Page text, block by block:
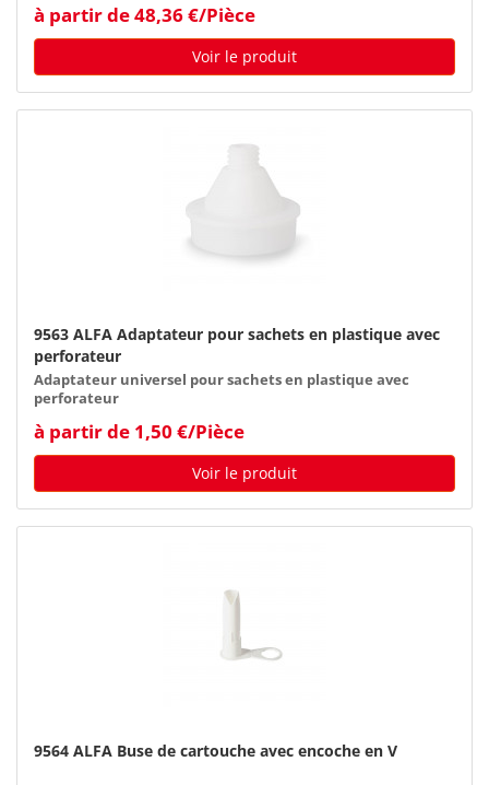
à partir de 48,36 €/Pièce
Voir le produit
9563 ALFA Adaptateur pour sachets en plastique avec
perforateur
Adaptateur universel pour sachets en plastique avec
perforateur
à partir de 1,50 €/Pièce
Voir le produit
9564 ALFA Buse de cartouche avec encoche en V